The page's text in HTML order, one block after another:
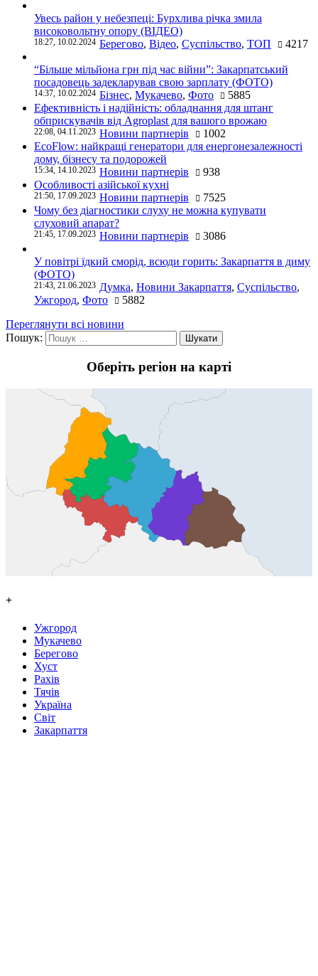
Увесь район у небезпеці: Бурхлива річка змила
високовольтну опору (ВІДЕО)
18:27, 10.02.2024 Берегово, Відео, Суспільство, ТОП 4217
“Більше мільйона грн під час війни”: Закарпатський
посадовець задекларував свою зарплату (ФОТО)
14:37, 10.02.2024 Бізнес, Мукачево, Фото
5885
Ефективність і надійність: обладнання для штанг
обприскувачів від Agroplast для вашого врожаю
22:08, 04.11.2023 Новини партнерів
1002
EcoFlow: найкращі генератори для енергонезалежності
дому, бізнесу та подорожей
15:34, 14.10.2023 Новини партнерів
938
Особливості азійської кухні
21:50, 17.09.2023 Новини партнерів
7525
Чому без діагностики слуху не можна купувати
слуховий апарат?
21:45, 17.09.2023 Новини партнерів 3086
У повітрі їдкий сморід, всюди горить: Закарпаття в диму
(ФОТО)
21:43, 21.06.2023 Думка, Новини Закарпаття, Суспільство,
Ужгород, Фото
5882
Переглянути всі новини
Пошук:
Оберіть регіон на карті
+
Ужгород
Мукачево
Берегово
Хуст
Рахів
Тячів
Україна
Світ
Закарпаття